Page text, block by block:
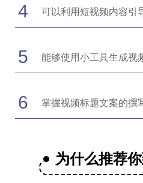
4 可以利用短视频内容引
5 能够使用小工具生成视
6 掌握视频标题文案的撰
为什么推荐